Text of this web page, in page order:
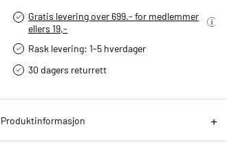
Gratis levering over 699.- for medlemmer
ellers 19,-
Rask levering: 1-5 hverdager
30 dagers returrett
Produktinformasjon